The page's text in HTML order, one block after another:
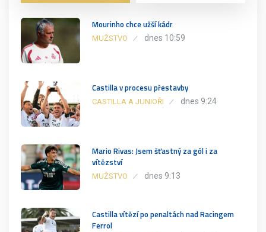
Mourinho chce užší kádr
MUŽSTVO dnes 10:59
Castilla v procesu přestavby
CASTILLA A JUNIOŘI dnes 9:24
Mario Rivas: Jsem šťastný za gól i za
vítězství
MUŽSTVO dnes 9:13
Castilla vítězí po penaltách nad Racingem
Ferrol